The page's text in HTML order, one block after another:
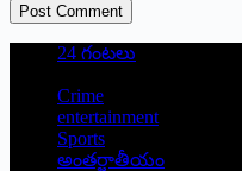
Post Comment
24 గంటలు
Crime
entertainment
Sports
అంతర్జాతీయం